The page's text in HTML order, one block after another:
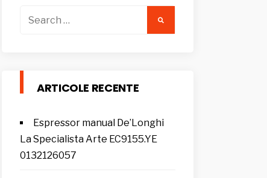
ARTICOLE RECENTE
Espressor manual De’Longhi
La Specialista Arte EC9155.YE
0132126057